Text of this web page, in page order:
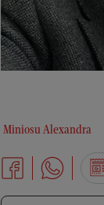
Miniosu Alexandra